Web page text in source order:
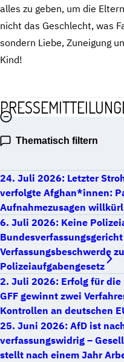
alles zu geben, um die
nicht das Geschlecht, was
sondern Liebe, Zuneigung
Kind!
Thematisch filtern
24. Juli 2026: Letzter
verfolgte Afghan*innen:
Aufnahmezusagen
6. Juli 2026: Keine
Verfassungsbeschwerde
Polizeiaufgabengesetz
2. Juli 2026: Erfolg für die
GFF gewinnt zwei
Kontrollen an deutschen
25. Juni 2026: AfD ist
verfassungswidrig –
stellt nach einem Jahr